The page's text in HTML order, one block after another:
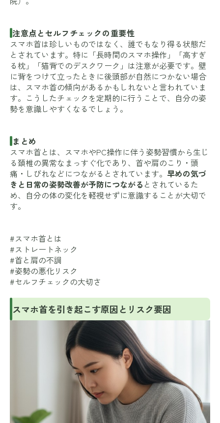
注意点とセルフチェックの重要性
スマホ首は珍しいものではなく、誰でもなり得る状態だ
とされています。特に「長時間のスマホ操作」「高すぎ
る枕」「猫背でのデスクワーク」は注意が必要です。壁
に背をつけて立ったときに後頭部が自然につかない場合
は、スマホ首の傾向があるかもしれないと言われていま
す。こうしたチェックを定期的に行うことで、自分の姿
勢を意識しやすくなるでしょう。
まとめ
スマホ首とは、スマホやPC操作に伴う姿勢習慣から生じ
る頚椎の異常なまっすぐ化であり、首や肩のこり・頭
痛・しびれなどにつながるとされています。 早めの気づ
きと日常の姿勢改善が予防につながる とされているた
め、自分の体の変化を軽視せずに意識することが大切で
す。
#スマホ首とは
#ストレートネック
#首と肩の不調
#姿勢の悪化リスク
#セルフチェックの大切さ
スマホ首を引き起こす原因とリスク要因